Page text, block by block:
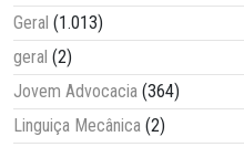
Geral (1.013)
geral (2)
Jovem Advocacia (364)
Linguiça Mecânica (2)